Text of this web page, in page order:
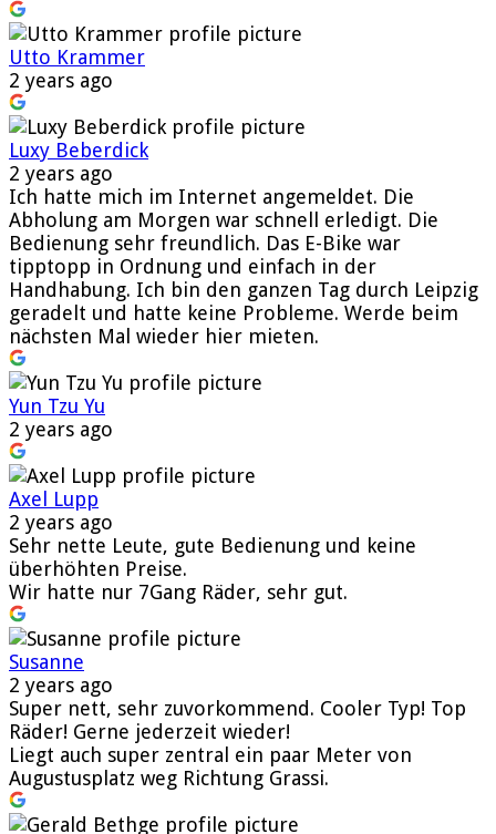
Utto Krammer
2 years ago
Luxy Beberdick
2 years ago
Ich hatte mich im Internet angemeldet. Die
Abholung am Morgen war schnell erledigt. Die
Bedienung sehr freundlich. Das E-Bike war
tipptopp in Ordnung und einfach in der
Handhabung. Ich bin den ganzen Tag durch Leipzig
geradelt und hatte keine Probleme. Werde beim
nächsten Mal wieder hier mieten.
Yun Tzu Yu
2 years ago
Axel Lupp
2 years ago
Sehr nette Leute, gute Bedienung und keine
überhöhten Preise.
Wir hatte nur 7Gang Räder, sehr gut.
Susanne
2 years ago
Super nett, sehr zuvorkommend. Cooler Typ! Top
Räder! Gerne jederzeit wieder!
Liegt auch super zentral ein paar Meter von
Augustusplatz weg Richtung Grassi.